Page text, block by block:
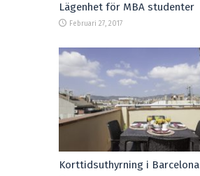
Lägenhet för MBA studenter
Februari 27, 2017
Korttidsuthyrning i Barcelona